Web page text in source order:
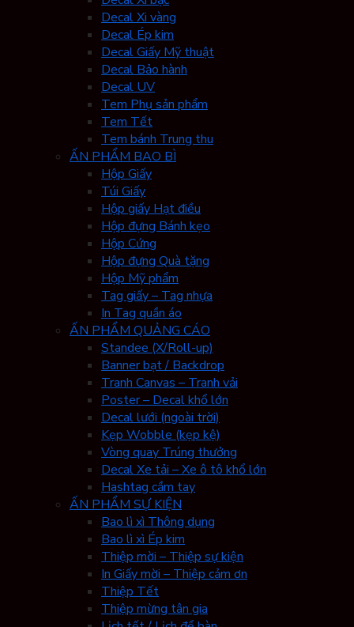
Decal Xi vàng
Decal Ép kim
Decal Giấy Mỹ thuật
Decal Bảo hành
Decal UV
Tem Phụ sản phẩm
Tem Tết
Tem bánh Trung thu
ẤN PHẨM BAO BÌ
Hộp Giấy
Túi Giấy
Hộp giấy Hạt điều
Hộp đựng Bánh kẹo
Hộp Cứng
Hộp đựng Quà tặng
Hộp Mỹ phẩm
Tag giấy – Tag nhựa
In Tag quần áo
ẤN PHẨM QUẢNG CÁO
Standee (X/Roll-up)
Banner bạt / Backdrop
Tranh Canvas – Tranh vải
Poster – Decal khổ lớn
Decal lưới (ngoài trời)
Kẹp Wobble (kẹp kệ)
Vòng quay Trúng thưởng
Decal Xe tải – Xe ô tô khổ lớn
Hashtag cầm tay
ẤN PHẨM SỰ KIỆN
Bao lì xì Thông dụng
Bao lì xì Ép kim
Thiệp mời – Thiệp sự kiện
In Giấy mời – Thiệp cảm ơn
Thiệp Tết
Thiệp mừng tân gia